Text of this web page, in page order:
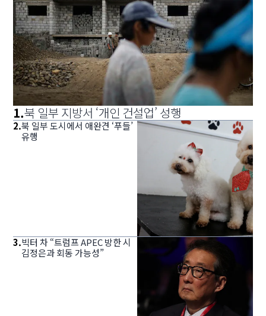
1.북 일부 지방서 ‘개인 건설업’ 성행
2.북 일부 도시에서 애완견 ‘푸들’
유행
3.빅터 차 “트럼프 APEC 방한 시
김정은과 회동 가능성”